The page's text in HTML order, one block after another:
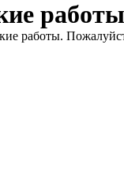
работы
работы.